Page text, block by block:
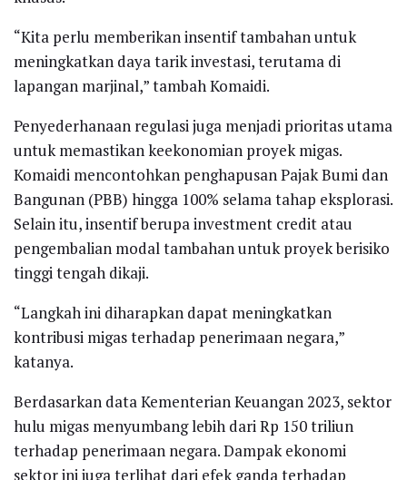
“Kita perlu memberikan insentif tambahan untuk
meningkatkan daya tarik investasi, terutama di
lapangan marjinal,” tambah Komaidi.
Penyederhanaan regulasi juga menjadi prioritas utama
untuk memastikan keekonomian proyek migas.
Komaidi mencontohkan penghapusan Pajak Bumi dan
Bangunan (PBB) hingga 100% selama tahap eksplorasi.
Selain itu, insentif berupa investment credit atau
pengembalian modal tambahan untuk proyek berisiko
tinggi tengah dikaji.
“Langkah ini diharapkan dapat meningkatkan
kontribusi migas terhadap penerimaan negara,”
katanya.
Berdasarkan data Kementerian Keuangan 2023, sektor
hulu migas menyumbang lebih dari Rp 150 triliun
terhadap penerimaan negara. Dampak ekonomi
sektor ini juga terlihat dari efek ganda terhadap